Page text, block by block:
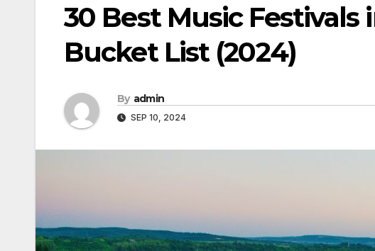
30 Best Music Festivals
Bucket List (2024)
By admin
SEP 10, 2024